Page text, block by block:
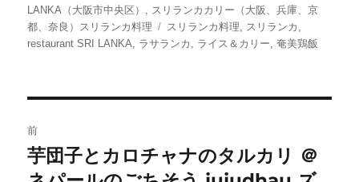
稿
者
稿
日:
テ
ゴ
リ
LANKA（大阪市中央区）
スリランカカリー（大阪、兵庫、京
都、奈良）スリランカ料理
タ
グ
スリランカ料理 スリランカ
restaurant SRI LANKA
ラサランカ ライス＆カリー ,奄美鶏飯
稿
前
前
の
芋団子とカロチャナのタルカリ ＠